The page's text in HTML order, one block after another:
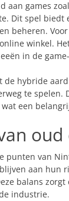
aan games
Dit spel
beheren.
winkel.
in de
de hybride
te spelen.
een
punten van
aan hun
balans
industrie.